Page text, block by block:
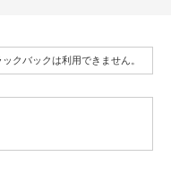
ックバックは利用できません。